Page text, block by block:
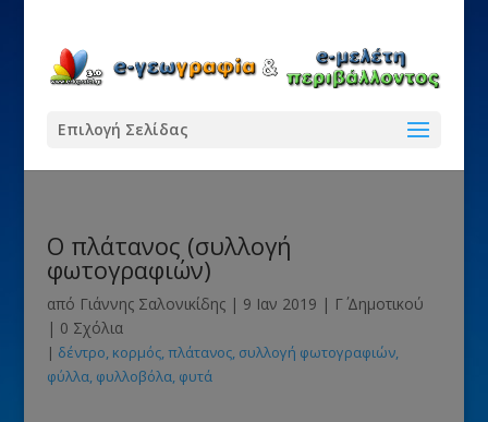
Επιλογή Σελίδας
Ο πλάτανος (συλλογή
φωτογραφιών)
από Γιάννης Σαλονικίδης| 9 Ιαν 2019 | Γ΄ Δημοτικού
| 0 Σχόλια
| δέντρο κορμός πλάτανος συλλογή φωτογραφιών
φύλλα φυλλοβόλα φυτά